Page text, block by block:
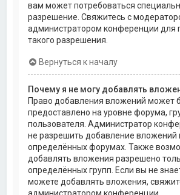
вам может потребоваться
разрешение. Свяжитесь с
администратором конференции для
такого разрешения.
Вернуться к началу
Почему я не могу добавлять
Право добавления вложений может
предоставлено на уровне форума,
пользователя. Администратор
не разрешить добавление вложений
определённых форумах. Также
добавлять вложения разрешено
определённых групп. Если вы не
можете добавлять вложения,